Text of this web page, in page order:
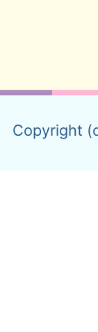
Copyright